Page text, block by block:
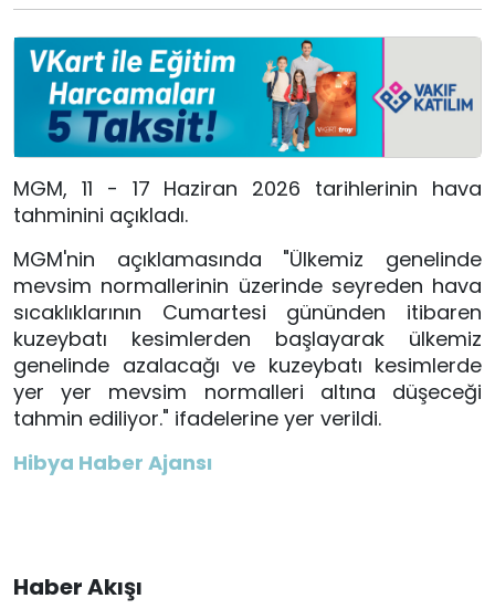
MGM, 11 - 17 Haziran 2026 tarihlerinin hava
tahminini açıkladı.
MGM'nin açıklamasında "Ülkemiz genelinde
mevsim normallerinin üzerinde seyreden hava
sıcaklıklarının Cumartesi gününden itibaren
kuzeybatı kesimlerden başlayarak ülkemiz
genelinde azalacağı ve kuzeybatı kesimlerde
yer yer mevsim normalleri altına düşeceği
tahmin ediliyor." ifadelerine yer verildi.
Hibya Haber Ajansı
Haber Akışı